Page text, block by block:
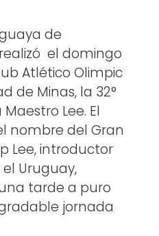
de
el domingo
Atlético Olimpic
de Minas, la 32°
Lee. El
nombre del Gran
Lee, introductor
Uruguay,
tarde a puro
jornada